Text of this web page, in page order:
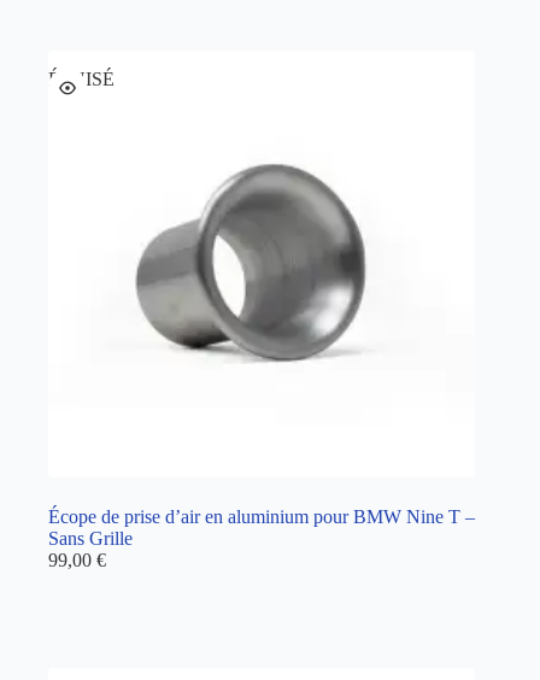
ÉPUISÉ
Écope de prise d’air en aluminium pour BMW Nine T –
Sans Grille
99,00 €